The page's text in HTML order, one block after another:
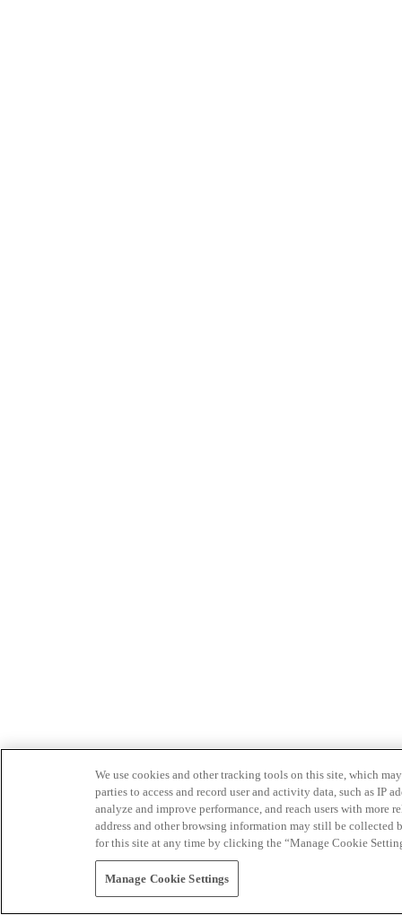
We use cookies and other tracking tools on this site, which
parties to access and record user and activity data, such as IP
analyze and improve performance, and reach users with
address and other browsing information may still be collected
for this site at any time by clicking the “Manage Cookie
Manage Cookie Settings